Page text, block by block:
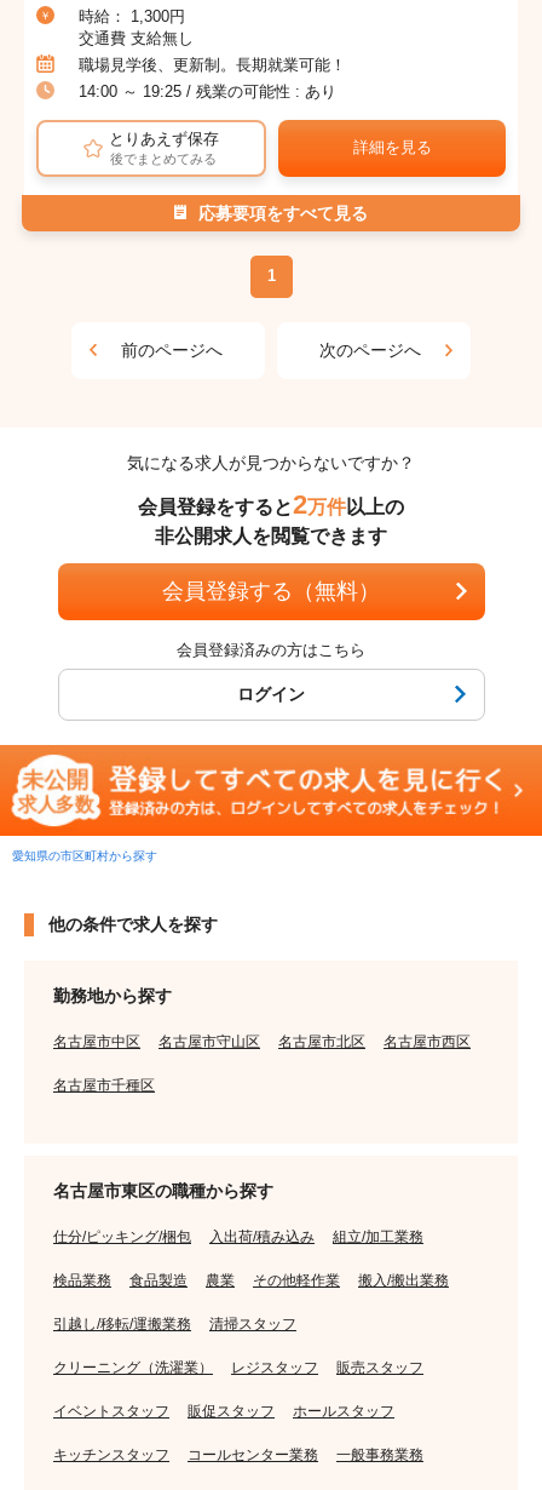
時給： 1,300円
交通費 支給無し
職場見学後、更新制。長期就業可能！
14:00 ～ 19:25 / 残業の可能性 : あり
とりあえず保存
後でまとめてみる
詳細を見る
応募要項をすべて見る
1
前のページへ 次のページへ
気になる求人が見つからないですか？
会員登録をすると2万件以上の
非公開求人を閲覧できます
会員登録する（無料）
会員登録済みの方はこちら
ログイン
愛知県の市区町村から探す
他の条件で求人を探す
勤務地から探す
名古屋市中区 名古屋市守山区 名古屋市北区 名古屋市西区
名古屋市千種区
名古屋市東区の職種から探す
仕分/ピッキング/梱包 入出荷/積み込み 組立/加工業務
検品業務 食品製造 農業 その他軽作業 搬入/搬出業務
引越し/移転/運搬業務 清掃スタッフ
クリーニング（洗濯業） レジスタッフ 販売スタッフ
イベントスタッフ 販促スタッフ ホールスタッフ
キッチンスタッフ コールセンター業務 一般事務業務